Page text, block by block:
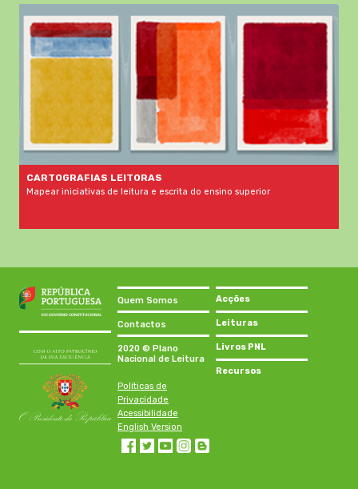
CARTOGRAFIAS LEITORAS
Mapear iniciativas de leitura e escrita do ensino superior
Quem Somos
Contactos
2020 © Plano
Nacional de Leitura
Políticas de
Privacidade
Acessibilidade
English Version
Acções
Leituras
Livros PNL
Recursos